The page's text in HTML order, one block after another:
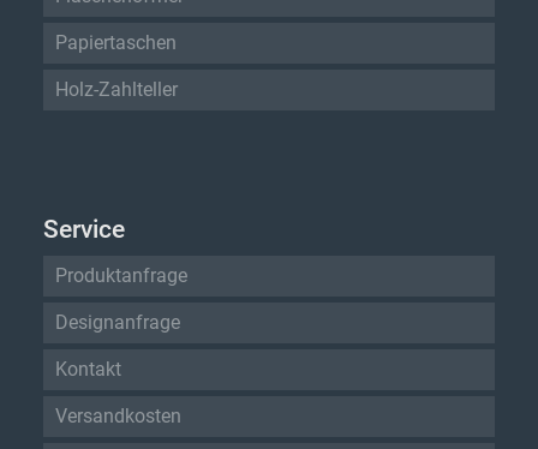
Papiertaschen
Holz-Zahlteller
Service
Produktanfrage
Designanfrage
Kontakt
Versandkosten